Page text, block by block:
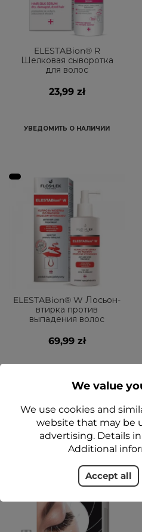
ELESTABion® R
Шелковая сыворотка
для волос
23,99 zł
УВЕДОМИТЬ О НАЛИЧИИ
ELESTABion® W Лосьон-
втирка против
выпадения волос
69,99 zł
ТОВАРЫ
We value
We use cookies and
website that may be
advertising. Details
Additional
Accept all